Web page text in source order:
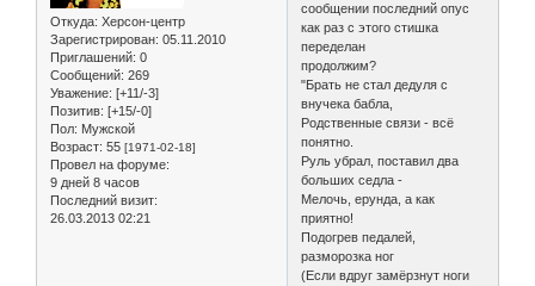
Откуда: Херсон-центр
Зарегистрирован: 05.11.2010
Приглашений: 0
Сообщений: 269
Уважение: [+11/-3]
Позитив: [+15/-0]
Пол: Мужской
Возраст: 55 [1971-02-18]
Провел на форуме:
9 дней 8 часов
Последний визит:
26.03.2013 02:21
сообщении последний опус
как раз с этого стишка
переделан
продолжим?
"Брать не стал дедуля с
внучека бабла,
Родственные связи - всё
понятно.
Руль убрал, поставил два
больших седла -
Мелочь, ерунда, а как
приятно!
Подогрев педалей,
разморозка ног
(Если вдруг замёрзнут ноги